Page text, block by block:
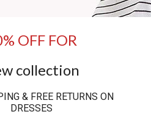
OFF FOR
collection
& FREE RETURNS ON
DRESSES